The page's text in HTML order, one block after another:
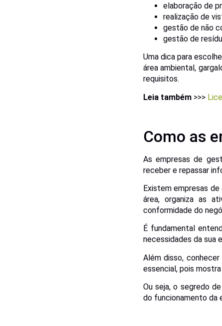
elaboração de
realização de
gestão de não
gestão de
Uma dica para
área ambiental,
requisitos.
Leia também >>>
Como as
As empresas de
receber e repassar
Existem empresas
área, organiza as
conformidade do
É fundamental
necessidades da sua
Além disso,
essencial, pois
Ou seja, o segredo
do funcionamento da